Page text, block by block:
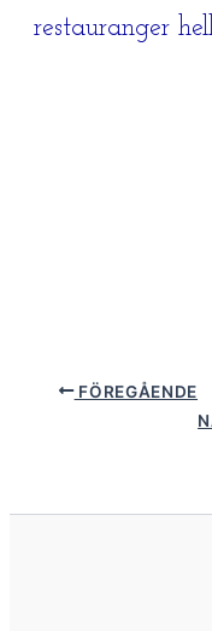
restauranger
FÖREGÅENDE